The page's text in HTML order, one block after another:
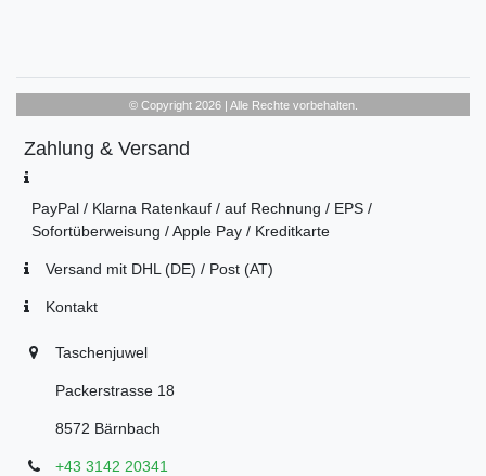
© Copyright 2026 | Alle Rechte vorbehalten.
Zahlung & Versand
PayPal / Klarna Ratenkauf / auf Rechnung / EPS /
Sofortüberweisung / Apple Pay / Kreditkarte
Versand mit DHL (DE) / Post (AT)
Kontakt
Taschenjuwel
Packerstrasse 18
8572 Bärnbach
+43 3142 20341